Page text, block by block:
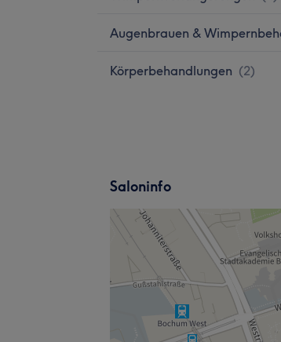
Augenbrauen &
Körperbehandlungen (2)
Saloninfo